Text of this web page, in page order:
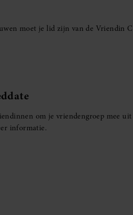
moet je lid zijn van de Vriendin
om je vriendengroep mee
informatie.